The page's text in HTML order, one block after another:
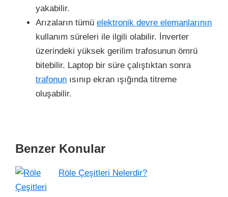
yakabilir.
Arızaların tümü elektronik devre elemanlarının
kullanım süreleri ile ilgili olabilir. İnverter
üzerindeki yüksek gerilim trafosunun ömrü
bitebilir. Laptop bir süre çalıştıktan sonra
trafonun ısınıp ekran ışığında titreme
oluşabilir.
Benzer Konular
Röle Çeşitleri Nelerdir?